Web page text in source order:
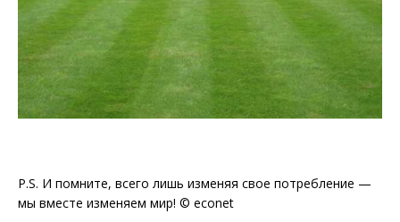
P.S. И помните, всего лишь изменяя свое потребление —
мы вместе изменяем мир! © econet